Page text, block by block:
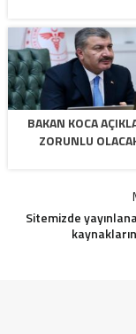
BAKAN KOCA
ZORUNLU
Sitemizde